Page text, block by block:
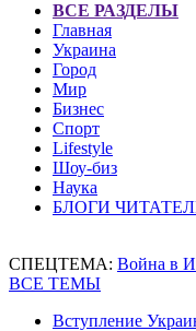
ВСЕ РАЗДЕЛЫ
Главная
Украина
Город
Мир
Бизнес
Спорт
Lifestyle
Шоу-биз
Наука
БЛОГИ
СПЕЦТЕМА: Война в
ВСЕ ТЕМЫ
Вступление